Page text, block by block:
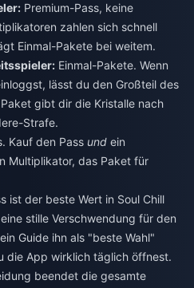
Premium-Pass, keine
zahlen sich schnell
Einmal-Pakete bei weitem.
Einmal-Pakete. Wenn
lässt du den Großteil des
gibt dir die Kristalle nach
Strafe.
Kauf den Pass und ein
Multiplikator, das Paket für
ist der beste Wert in Soul Chill
stille Verschwendung für den
Guide ihn als "beste Wahl"
die App wirklich täglich öffnest.
beendet die gesamte